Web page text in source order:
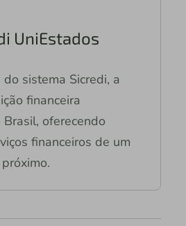
UniEstados
sistema Sicredi, a
financeira
oferecendo
financeiros de um